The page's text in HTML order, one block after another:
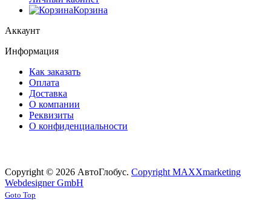
Корзина
Аккаунт
Информация
Как заказать
Оплата
Доставка
О компании
Реквизиты
О конфиденциальности
Copyright © 2026 АвтоГлобус. Copyright MAXXmarketing
Webdesigner GmbH
Joomla! 3 Templates
Goto Top